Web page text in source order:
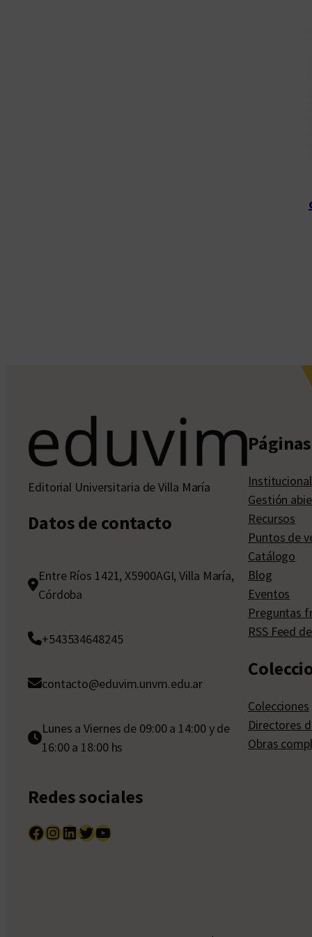
Editorial Universitaria de Villa María
Datos de contacto
Entre Ríos 1421, X5900AGI, Villa María,
Córdoba
+543534648245
contacto@eduvim.unvm.edu.ar
Lunes a Viernes de 09:00 a 14:00 y de
16:00 a 18:00 hs
Redes sociales
Facebook InstagramLinkedIn Twitter YouTube
Institucional
Gestión
Recursos
Puntos de
Catálogo
Blog
Eventos
Preguntas
RSS Feed
Colecciones
Directores
Obras